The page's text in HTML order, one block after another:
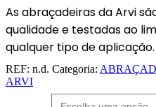
As abraçadeiras da Arvi
qualidade e testadas ao
qualquer tipo de aplicação.
REF: n.d. Categoria:
ARVI